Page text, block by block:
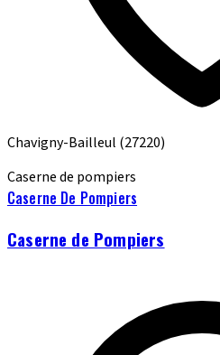
Chavigny-Bailleul (27220)
Caserne de pompiers
Caserne De Pompiers
Caserne de Pompiers